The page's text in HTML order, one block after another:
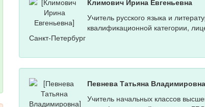
Климович Ирина Евгеньевна
Учитель русского языка и
квалификационной категории,
Санкт-Петербург
Певнева Татьяна Владимировна
Учитель начальных классов